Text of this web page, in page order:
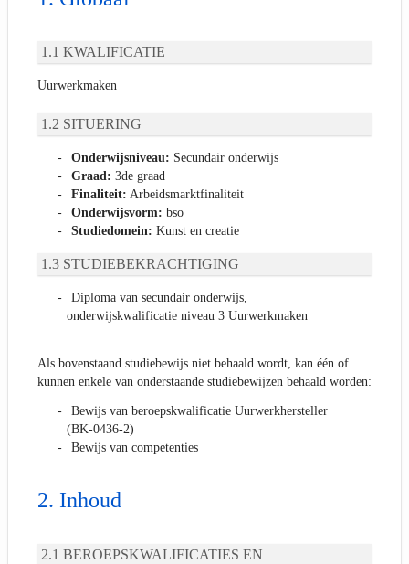
KWALIFICATIE
Uurwerkmaken
SITUERING
Onderwijsniveau: Secundair onderwijs
Graad: 3de graad
Finaliteit: Arbeidsmarktfinaliteit
Onderwijsvorm: bso
Studiedomein: Kunst en creatie
STUDIEBEKRACHTIGING
Diploma van secundair onderwijs,
onderwijskwalificatie niveau 3 Uurwerkmaken
Als bovenstaand studiebewijs niet behaald wordt, kan één of
kunnen enkele van onderstaande studiebewijzen behaald worden:
Bewijs van beroepskwalificatie Uurwerkhersteller
(BK-0436-2)
Bewijs van competenties
Inhoud
BEROEPSKWALIFICATIES EN